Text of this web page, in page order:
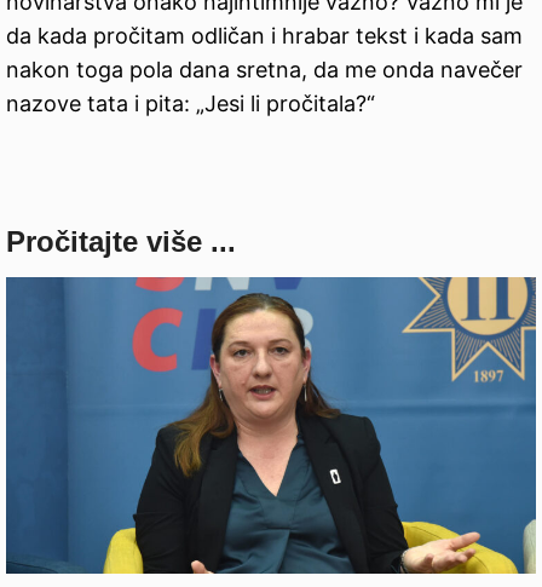
da kada pročitam odličan i hrabar tekst i kada sam
nakon toga pola dana sretna, da me onda navečer
nazove tata i pita: „Jesi li pročitala?“
Pročitajte više ...